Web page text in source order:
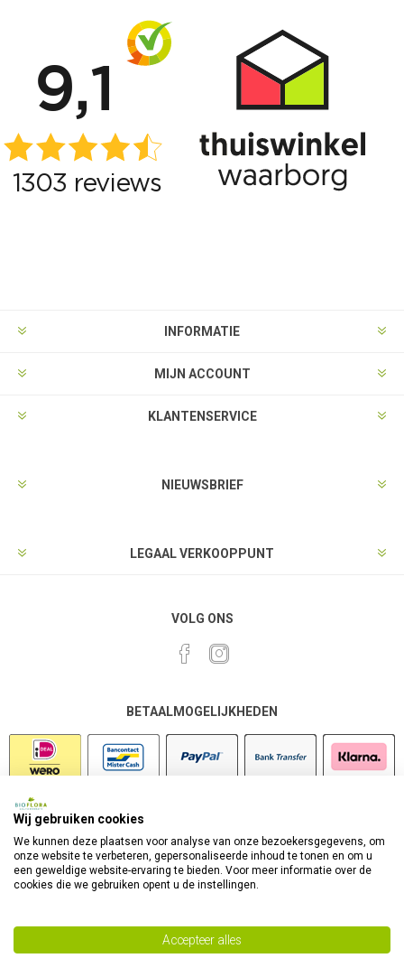
INFORMATIE
MIJN ACCOUNT
KLANTENSERVICE
NIEUWSBRIEF
LEGAAL VERKOOPPUNT
VOLG ONS
BETAALMOGELIJKHEDEN
Wij gebruiken cookies
We kunnen deze plaatsen voor analyse van onze bezoekersgegevens, om
onze website te verbeteren, gepersonaliseerde inhoud te tonen en om u
een geweldige website-ervaring te bieden. Voor meer informatie over de
cookies die we gebruiken opent u de instellingen.
Accepteer alles